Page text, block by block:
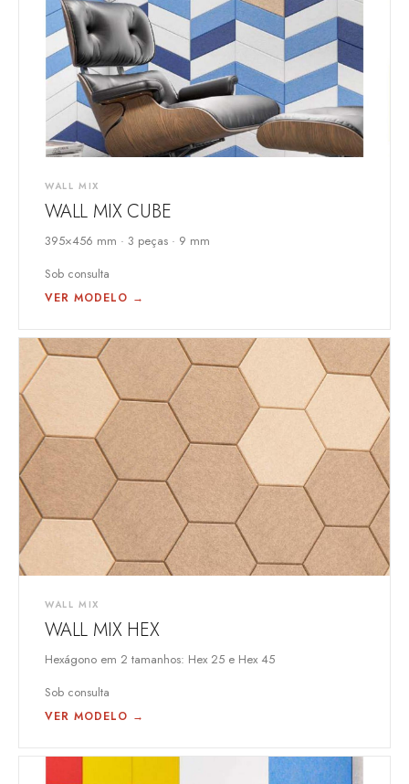
WALL MIX
WALL MIX CUBE
395×456 mm · 3 peças · 9 mm
Sob consulta
VER MODELO →
WALL MIX
WALL MIX HEX
Hexágono em 2 tamanhos: Hex 25 e Hex 45
Sob consulta
VER MODELO →